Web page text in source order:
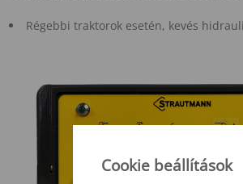
Cookie beállítások
Régebbi traktorok esetén, kevés